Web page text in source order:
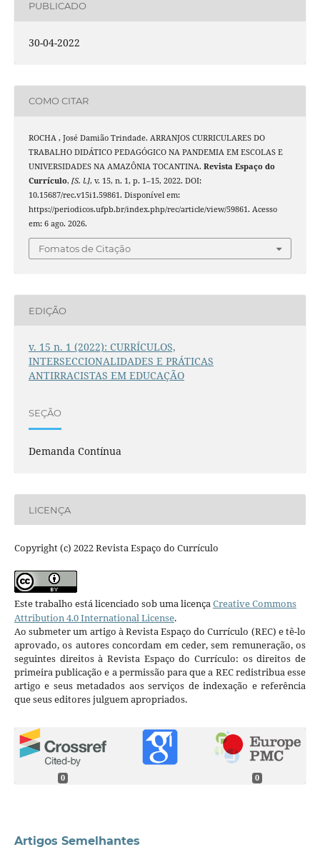
PUBLICADO
30-04-2022
COMO CITAR
ROCHA , José Damião Trindade. ARRANJOS CURRICULARES DO
TRABALHO DIDÁTICO PEDAGÓGICO NA PANDEMIA EM ESCOLAS E
UNIVERSIDADES NA AMAZÔNIA TOCANTINA. Revista Espaço do
Currículo, [S. l.], v. 15, n. 1, p. 1–15, 2022. DOI:
10.15687/rec.v15i1.59861. Disponível em:
https://periodicos.ufpb.br/index.php/rec/article/view/59861. Acesso
em: 6 ago. 2026.
Fomatos de Citação
EDIÇÃO
v. 15 n. 1 (2022): CURRÍCULOS,
INTERSECCIONALIDADES E PRÁTICAS
ANTIRRACISTAS EM EDUCAÇÃO
SEÇÃO
Demanda Contínua
LICENÇA
Copyright (c) 2022 Revista Espaço do Currículo
Este trabalho está licenciado sob uma licençaCreative Commons
Attribution 4.0 International License.
Ao submeter um artigo à Revista Espaço do Currículo (REC) e tê-lo
aprovado, os autores concordam em ceder, sem remuneração, os
seguintes direitos à Revista Espaço do Currículo: os direitos de
primeira publicação e a permissão para que a REC redistribua esse
artigo e seus metadados aos serviços de indexação e referência
que seus editores julguem apropriados.
0 0
Artigos Semelhantes